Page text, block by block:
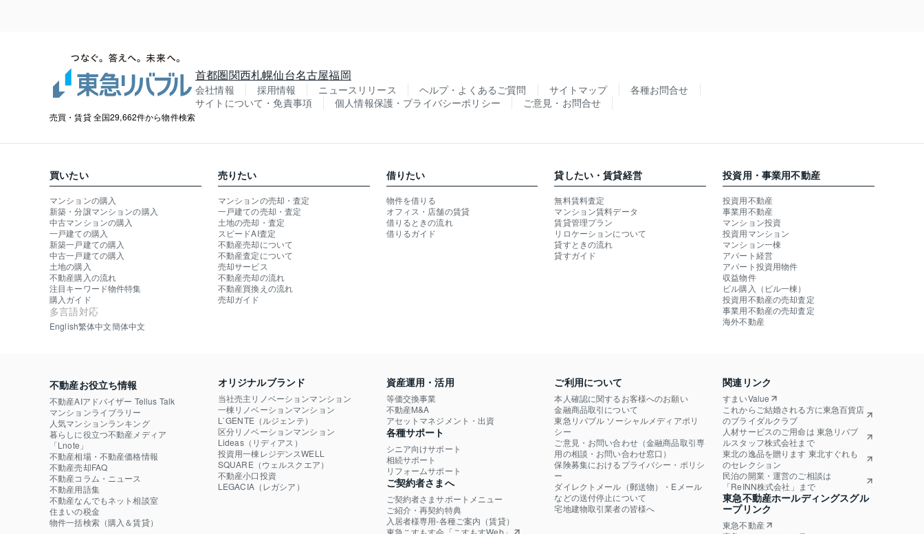
売買・賃貸 全国29,662件から物件検索
首都圏関西札幌仙台名古屋福岡
会社情報 採用情報 ニュースリリース ヘルプ・よくあるご質問 サイトマップ
各種お問合せ
サイトについて・免責事項
個人情報保護・プライバシーポリシー ご意見・お問合せ
買いたい
マンションの購入
新築・分譲マンションの購入
中古マンションの購入
一戸建ての購入
新築一戸建ての購入
中古一戸建ての購入
土地の購入
不動産購入の流れ
注目キーワード物件特集
購入ガイド
多言語対応
English繁体中文簡体中文
売りたい
マンションの売却・査定
一戸建ての売却・査定
土地の売却・査定
スピードAI査定
不動産売却について
不動産査定について
売却サービス
不動産売却の流れ
不動産買換えの流れ
売却ガイド
借りたい
物件を借りる
オフィス・店舗の賃貸
借りるときの流れ
借りるガイド
貸したい・賃貸経営
無料賃料査定
マンション賃料データ
賃貸管理プラン
リロケーションについて
貸すときの流れ
貸すガイド
投資用・事業用不動産
投資用不動産
事業用不動産
マンション投資
投資用マンション
マンション一棟
アパート経営
アパート投資用物件
収益物件
ビル購入（ビル一棟）
投資用不動産の売却査定
事業用不動産の売却査定
海外不動産
不動産お役立ち情報
不動産AIアドバイザー Tellus Talk
マンションライブラリー
人気マンションランキング
暮らしに役立つ不動産メディア
「Lnote」
不動産相場・不動産価格情報
不動産売却FAQ
不動産コラム・ニュース
不動産用語集
不動産なんでもネット相談室
住まいの税金
物件一括検索（購入＆賃貸）
オリジナルブランド
当社売主リノベーションマンション
一棟リノベーションマンション
L`GENTE（ルジェンテ）
区分リノベーションマンション
Lideas（リディアス）
投資用一棟レジデンスWELL
SQUARE（ウェルスクエア）
不動産小口投資
LEGACIA（レガシア）
資産運用・活用
等価交換事業
不動産M&A
アセットマネジメント・出資
各種サポート
シニア向けサポート
相続サポート
リフォームサポート
ご契約者さまへ
ご契約者さまサポートメニュー
ご紹介・再契約特典
入居者様専用-各種ご案内（賃貸）
東急こすもす会「こすもすWeb」
ご利用について
本人確認に関するお客様へのお願い
金融商品取引について
東急リバブル ソーシャルメディアポリ
シー
ご意見・お問い合わせ（金融商品取引専
用の相談・お問い合わせ窓口）
保険募集におけるプライバシー・ポリシ
ー
ダイレクトメール（郵送物）・Eメール
などの送付停止について
宅地建物取引業者の皆様へ
関連リンク
すまいValue
これからご結婚される方に東急百貨店
のブライダルクラブ
人材サービスのご用命は 東急リバブ
ルスタッフ株式会社まで
東北の逸品を贈ります 東北すぐれも
のセレクション
民泊の開業・運営のご相談は
「ReINN株式会社」まで
東急不動産ホールディングスグル
ープリンク
東急不動産